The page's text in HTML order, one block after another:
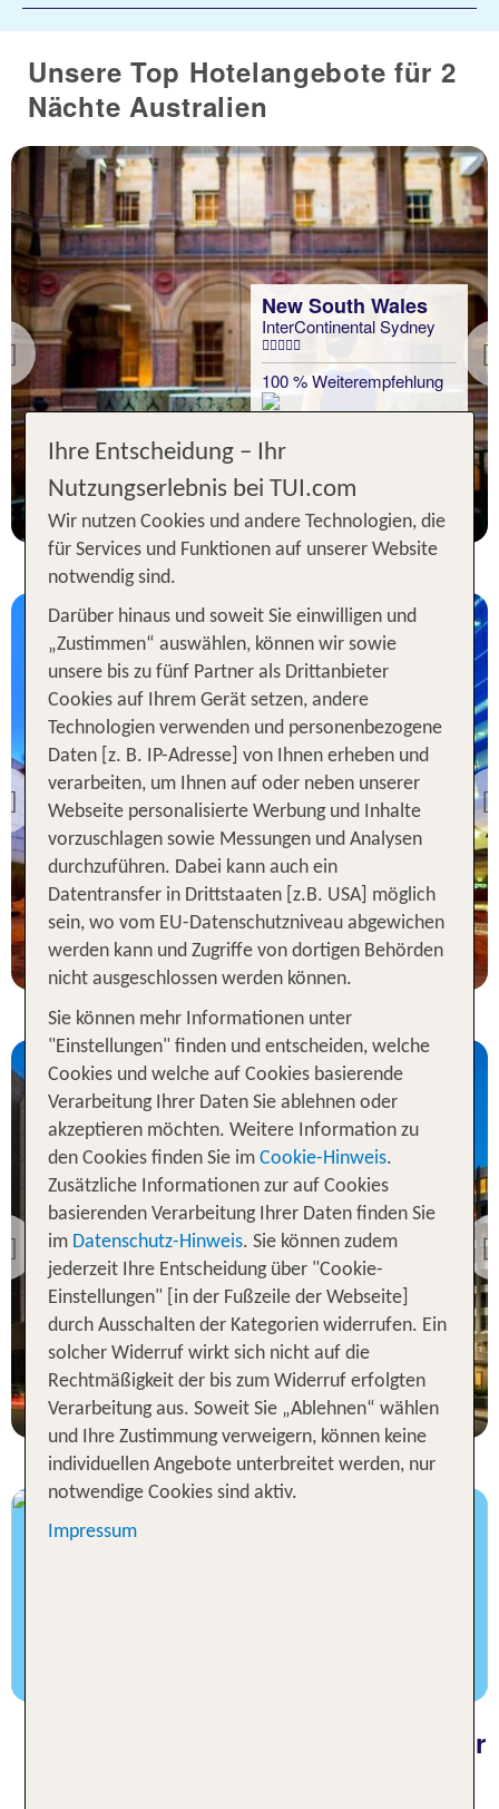
Unsere Top Hotelangebote für 2
Nächte Australien
Previous
New South Wales
InterContinental Sydney
100 % Weiterempfehlung
2 Nächte, Ü, XX
p.P. ab 227 €
Previous
New South Wales
Stamford Plaza Sydney
Airport
100 % Weiterempfehlung
2 Nächte, Ü, XX
p.P. ab 123 €
Previous
New South Wales
Novotel Sydney
International Airport
100 % Weiterempfehlung
2 Nächte, Ü, XX
p.P. ab 131 €
Visum für deine Reise nach Australien
Finde das richtige Visum & beantrage es in
Hotels in Australien für Entdecker
Ihre Entscheidung – Ihr
Nutzungserlebnis bei TUI.com
Wir nutzen Cookies und andere Technologien, die
für Services und Funktionen auf unserer Website
notwendig sind.
Darüber hinaus und soweit Sie einwilligen und
„Zustimmen“ auswählen, können wir sowie
unsere bis zu fünf Partner als Drittanbieter
Cookies auf Ihrem Gerät setzen, andere
Technologien verwenden und personenbezogene
Daten [z. B. IP-Adresse] von Ihnen erheben und
verarbeiten, um Ihnen auf oder neben unserer
Webseite personalisierte Werbung und Inhalte
vorzuschlagen sowie Messungen und Analysen
durchzuführen. Dabei kann auch ein
Datentransfer in Drittstaaten [z.B. USA] möglich
sein, wo vom EU-Datenschutzniveau abgewichen
werden kann und Zugriffe von dortigen Behörden
nicht ausgeschlossen werden können.
Sie können mehr Informationen unter
"Einstellungen" finden und entscheiden, welche
Cookies und welche auf Cookies basierende
Verarbeitung Ihrer Daten Sie ablehnen oder
akzeptieren möchten. Weitere Information zu
den Cookies finden Sie im Cookie-Hinweis.
Zusätzliche Informationen zur auf Cookies
basierenden Verarbeitung Ihrer Daten finden Sie
im Datenschutz-Hinweis. Sie können zudem
jederzeit Ihre Entscheidung über "Cookie-
Einstellungen" [in der Fußzeile der Webseite]
durch Ausschalten der Kategorien widerrufen. Ein
solcher Widerruf wirkt sich nicht auf die
Rechtmäßigkeit der bis zum Widerruf erfolgten
Verarbeitung aus. Soweit Sie „Ablehnen“ wählen
und Ihre Zustimmung verweigern, können keine
individuellen Angebote unterbreitet werden, nur
notwendige Cookies sind aktiv.
Impressum